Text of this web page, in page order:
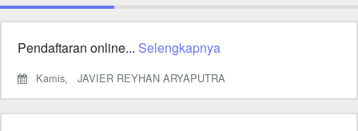
Pendaftaran online... Selengkapnya
Kamis, JAVIER REYHAN ARYAPUTRA